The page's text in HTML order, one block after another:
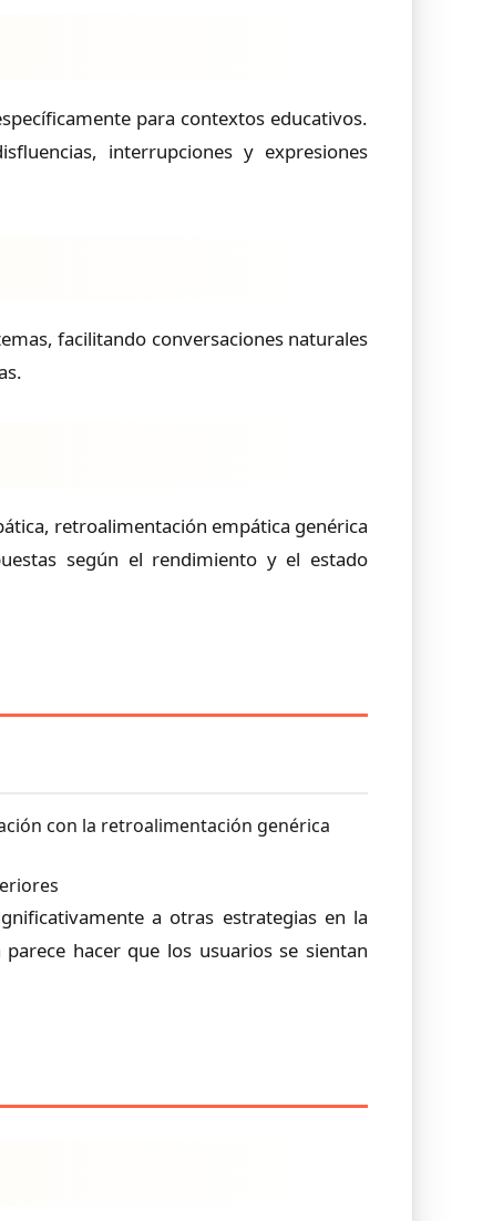
para contextos educativos.
interrupciones y expresiones
facilitando conversaciones naturales
retroalimentación empática genérica
según el rendimiento y el estado
con la retroalimentación genérica
a otras estrategias en la
hacer que los usuarios se sientan